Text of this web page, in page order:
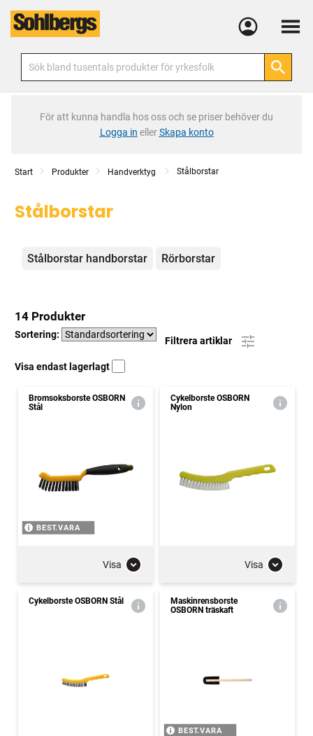
Meny
För att kunna handla hos oss och se priser behöver du
Logga in ellerSkapa konto
Start Produkter Handverktyg Stålborstar
Stålborstar
Kategorier
Stålborstar handborstar Rörborstar
14 Produkter
Sortering:
Filtrera artiklar
Visa endast lagerlagt
Bromsoksborste OSBORN
Stål
BEST.VARA
Visa
Cykelborste OSBORN
Nylon
Visa
Cykelborste OSBORN Stål
Maskinrensborste
OSBORN träskaft
BEST.VARA